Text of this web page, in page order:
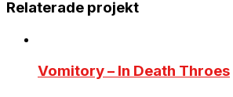
Relaterade projekt
Vomitory – In Death Throes